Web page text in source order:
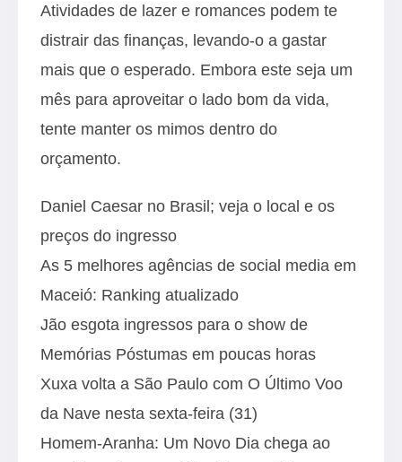
Atividades de lazer e romances podem te
distrair das finanças, levando-o a gastar
mais que o esperado. Embora este seja um
mês para aproveitar o lado bom da vida,
tente manter os mimos dentro do
orçamento.
Daniel Caesar no Brasil; veja o local e os
preços do ingresso
As 5 melhores agências de social media em
Maceió: Ranking atualizado
Jão esgota ingressos para o show de
Memórias Póstumas em poucas horas
Xuxa volta a São Paulo com O Último Voo
da Nave nesta sexta-feira (31)
Homem-Aranha: Um Novo Dia chega ao